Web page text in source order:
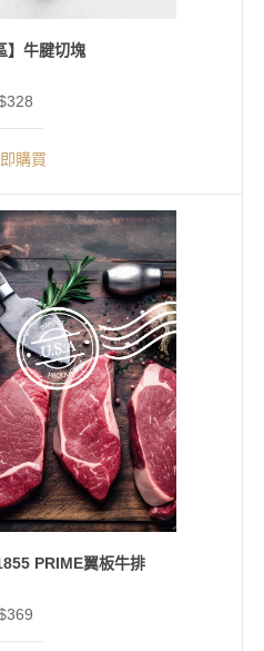
】牛腱切塊
購買
PRIME翼板牛排